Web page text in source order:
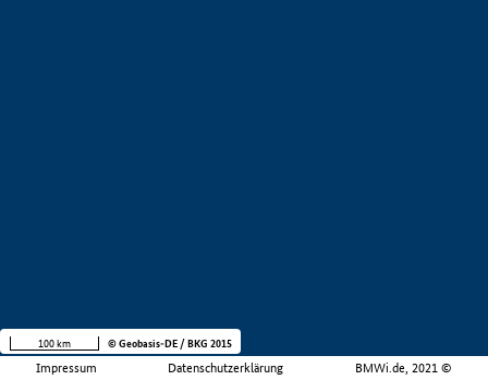
Impressum Datenschutzerklärung BMWi.de, 2021 ©
100 km © Geobasis-DE / BKG 2015